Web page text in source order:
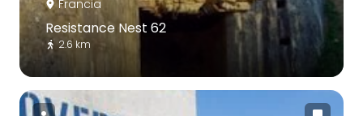
Francia
Resistance Nest 62
2.6 km